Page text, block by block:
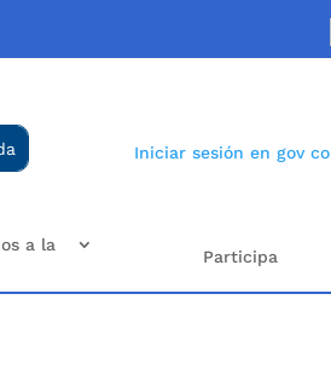
Iniciar sesión en gov co
a la
Participa